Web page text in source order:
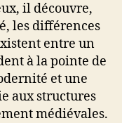
il découvre,
les différences
entre un
à la pointe de
et une
aux structures
médiévales.